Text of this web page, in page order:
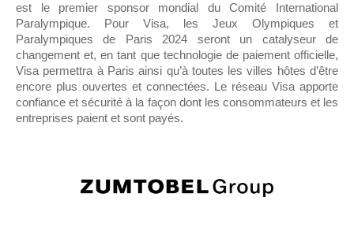
est le premier sponsor mondial du Comité International
Paralympique. Pour Visa, les Jeux Olympiques et
Paralympiques de Paris 2024 seront un catalyseur de
changement et, en tant que technologie de paiement officielle,
Visa permettra à Paris ainsi qu’à toutes les villes hôtes d’être
encore plus ouvertes et connectées. Le réseau Visa apporte
confiance et sécurité à la façon dont les consommateurs et les
entreprises paient et sont payés.